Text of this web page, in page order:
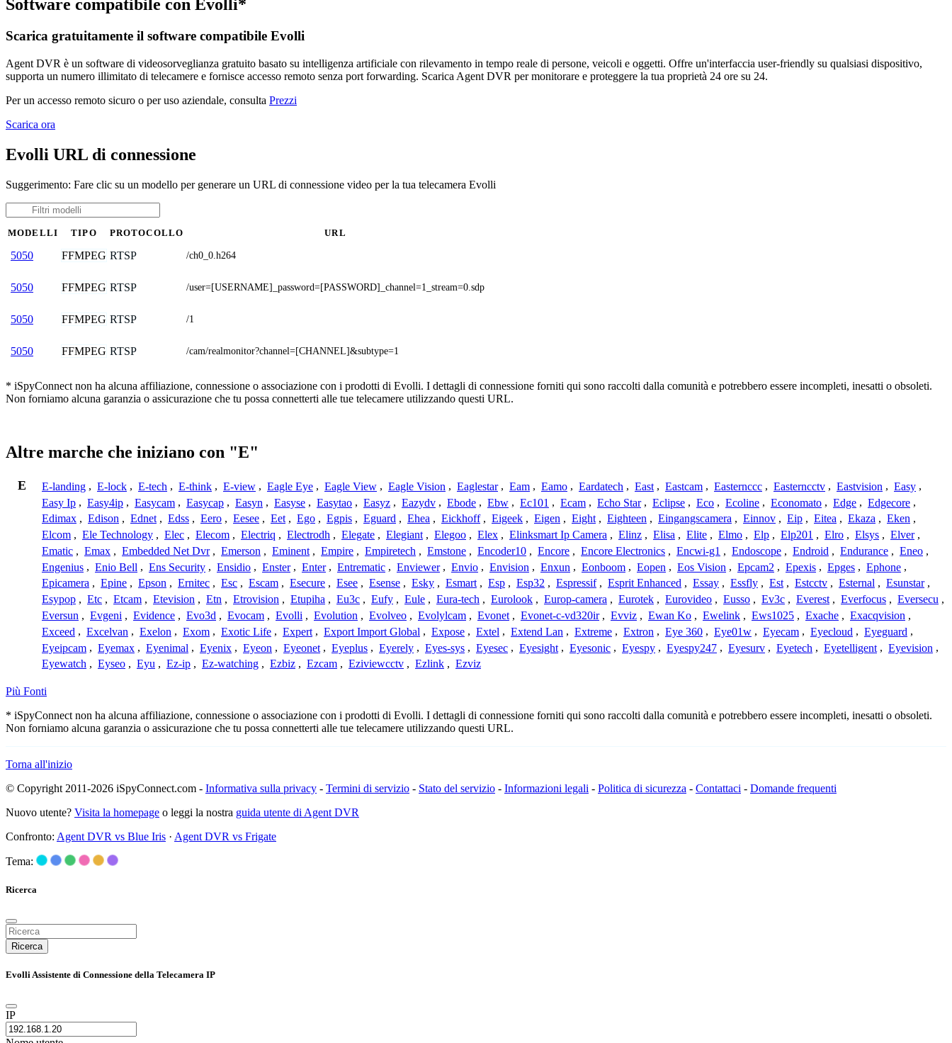
Software compatibile con Evolli*
Scarica gratuitamente il software compatibile Evolli
Agent DVR è un software di videosorveglianza gratuito basato su intelligenza artificiale con rilevamento in tempo reale di persone, veicoli e oggetti. Offre un'interfaccia user-friendly su qualsiasi dispositivo,
supporta un numero illimitato di telecamere e fornisce accesso remoto senza port forwarding. Scarica Agent DVR per monitorare e proteggere la tua proprietà 24 ore su 24.
Per un accesso remoto sicuro o per uso aziendale, consulta Prezzi
Scarica ora
Evolli URL di connessione
Suggerimento: Fare clic su un modello per generare un URL di connessione video per la tua telecamera Evolli
MODELLI TIPO PROTOCOLLO URL
5050 FFMPEG RTSP /ch0_0.h264
5050 FFMPEG RTSP /user=[USERNAME]_password=[PASSWORD]_channel=1_stream=0.sdp
5050 FFMPEG RTSP /1
5050 FFMPEG RTSP /cam/realmonitor?channel=[CHANNEL]&subtype=1
* iSpyConnect non ha alcuna affiliazione, connessione o associazione con i prodotti di Evolli. I dettagli di connessione forniti qui sono raccolti dalla comunità e potrebbero essere incompleti, inesatti o obsoleti.
Non forniamo alcuna garanzia o assicurazione che tu possa connetterti alle tue telecamere utilizzando questi URL.
Altre marche che iniziano con "E"
E E-landing , E-lock , E-tech , E-think , E-view , Eagle Eye , Eagle View , Eagle Vision , Eaglestar , Eam , Eamo , Eardatech , East , Eastcam , Easternccc , Easterncctv , Eastvision , Easy ,
Easy Ip , Easy4ip , Easycam , Easycap , Easyn , Easyse , Easytao , Easyz , Eazydv , Ebode , Ebw , Ec101 , Ecam , Echo Star , Eclipse , Eco , Ecoline , Economato , Edge , Edgecore ,
Edimax , Edison , Ednet , Edss , Eero , Eesee , Eet , Ego , Egpis , Eguard , Ehea , Eickhoff , Eigeek , Eigen , Eight , Eighteen , Eingangscamera , Einnov , Eip , Eitea , Ekaza , Eken ,
Elcom , Ele Technology , Elec , Elecom , Electriq , Electrodh , Elegate , Elegiant , Elegoo , Elex , Elinksmart Ip Camera , Elinz , Elisa , Elite , Elmo , Elp , Elp201 , Elro , Elsys , Elver ,
Ematic , Emax , Embedded Net Dvr , Emerson , Eminent , Empire , Empiretech , Emstone , Encoder10 , Encore , Encore Electronics , Encwi-g1 , Endoscope , Endroid , Endurance , Eneo ,
Engenius , Enio Bell , Ens Security , Ensidio , Enster , Enter , Entrematic , Enviewer , Envio , Envision , Enxun , Eonboom , Eopen , Eos Vision , Epcam2 , Epexis , Epges , Ephone ,
Epicamera , Epine , Epson , Ernitec , Esc , Escam , Esecure , Esee , Esense , Esky , Esmart , Esp , Esp32 , Espressif , Esprit Enhanced , Essay , Essfly , Est , Estcctv , Esternal , Esunstar ,
Esypop , Etc , Etcam , Etevision , Etn , Etrovision , Etupiha , Eu3c , Eufy , Eule , Eura-tech , Eurolook , Europ-camera , Eurotek , Eurovideo , Eusso , Ev3c , Everest , Everfocus , Eversecu ,
Eversun , Evgeni , Evidence , Evo3d , Evocam , Evolli , Evolution , Evolveo , Evolylcam , Evonet , Evonet-c-vd320ir , Evviz , Ewan Ko , Ewelink , Ews1025 , Exache , Exacqvision ,
Exceed , Excelvan , Exelon , Exom , Exotic Life , Expert , Export Import Global , Expose , Extel , Extend Lan , Extreme , Extron , Eye 360 , Eye01w , Eyecam , Eyecloud , Eyeguard ,
Eyeipcam , Eyemax , Eyenimal , Eyenix , Eyeon , Eyeonet , Eyeplus , Eyerely , Eyes-sys , Eyesec , Eyesight , Eyesonic , Eyespy , Eyespy247 , Eyesurv , Eyetech , Eyetelligent , Eyevision ,
Eyewatch , Eyseo , Eyu , Ez-ip , Ez-watching , Ezbiz , Ezcam , Eziviewcctv , Ezlink , Ezviz
Più Fonti
* iSpyConnect non ha alcuna affiliazione, connessione o associazione con i prodotti di Evolli. I dettagli di connessione forniti qui sono raccolti dalla comunità e potrebbero essere incompleti, inesatti o obsoleti.
Non forniamo alcuna garanzia o assicurazione che tu possa connetterti alle tue telecamere utilizzando questi URL.
Torna all'inizio
© Copyright 2011-2026 iSpyConnect.com - Informativa sulla privacy - Termini di servizio - Stato del servizio - Informazioni legali - Politica di sicurezza - Contattaci - Domande frequenti
Nuovo utente? Visita la homepage o leggi la nostra guida utente di Agent DVR
Confronto: Agent DVR vs Blue Iris · Agent DVR vs Frigate
Tema:
Ricerca
Ricerca
Evolli Assistente di Connessione della Telecamera IP
IP